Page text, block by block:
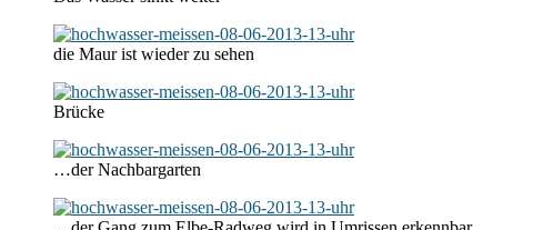
die Maur ist wieder zu sehen
Brücke
…der Nachbargarten